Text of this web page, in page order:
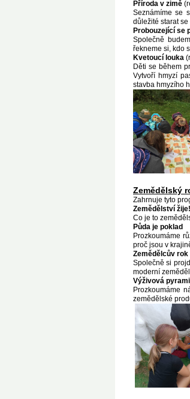
Příroda v zimě
Seznámíme se
důležité starat
Probouzející se
Společně
řekneme si, kdo
Kvetoucí louka
Děti se během
Vytvoří hmyzí
stavba hmyzího
Zemědělský
Zahrnuje tyto
Zemědělství žije!
Co je to
Půda je poklad
Prozkoumáme
proč jsou v
Zemědělcův rok
Společně si
moderní
Výživová
Prozkoumáme
zemědělské